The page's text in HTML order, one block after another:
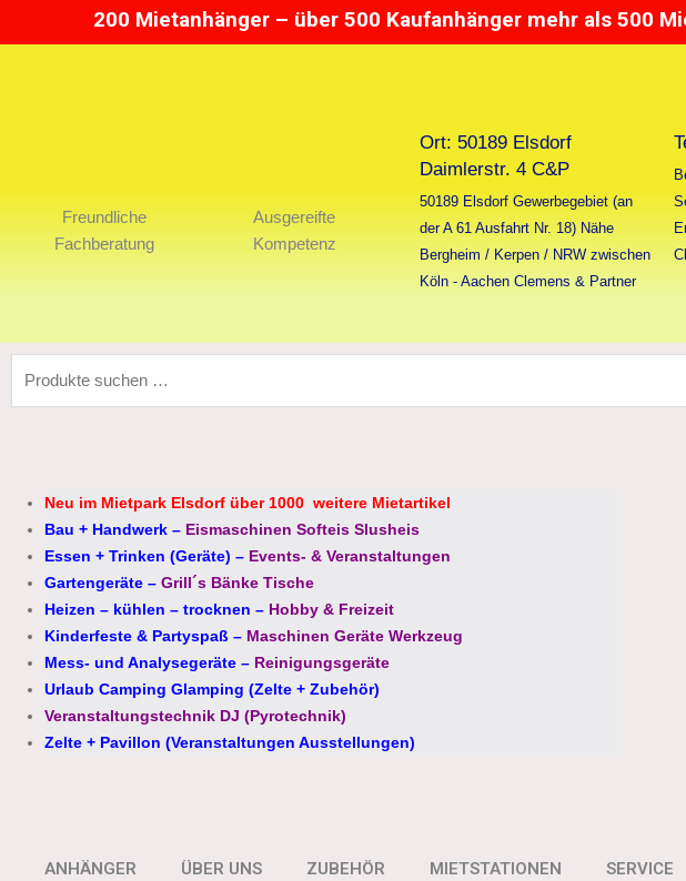
200 Mietanhänger – über 500 Kaufanhänger mehr als 500
Freundliche
Fachberatung
Ausgereifte
Kompetenz
Ort: 50189 Elsdorf
Daimlerstr. 4 C&P
50189 Elsdorf Gewerbegebiet (an
der A 61 Ausfahrt Nr. 18) Nähe
Bergheim / Kerpen / NRW zwischen
Köln - Aachen Clemens & Partner
nach:
Neu im Mietpark Elsdorf über 1000 weitere Mietartikel
Bau + Handwerk – Eismaschinen Softeis Slusheis
Essen + Trinken (Geräte) – Events- & Veranstaltungen
Gartengeräte – Grill´s Bänke Tische
Heizen – kühlen – trocknen – Hobby & Freizeit
Kinderfeste & Partyspaß – Maschinen Geräte Werkzeug
Mess- und Analysegeräte – Reinigungsgeräte
Urlaub Camping Glamping (Zelte + Zubehör)
Veranstaltungstechnik DJ (Pyrotechnik)
Zelte + Pavillon (Veranstaltungen Ausstellungen)
ANHÄNGER ÜBER UNS ZUBEHÖR MIETSTATIONEN SERVICE